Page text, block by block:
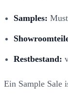
Samples:
Restbestand:
Ein Sample Sale